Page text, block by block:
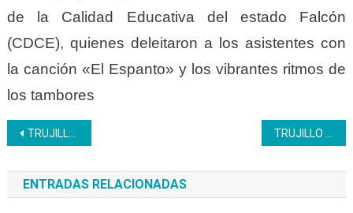
de la Calidad Educativa del estado Falcón
(CDCE), quienes deleitaron a los asistentes con
la canción «El Espanto» y los vibrantes ritmos de
los tambores
Navegación
de
entradas
TRUJILLO | El Inces hizo entrega de botones y reconocimientos a los trabajadores por años de servicios
ENTRADAS RELACIONADAS